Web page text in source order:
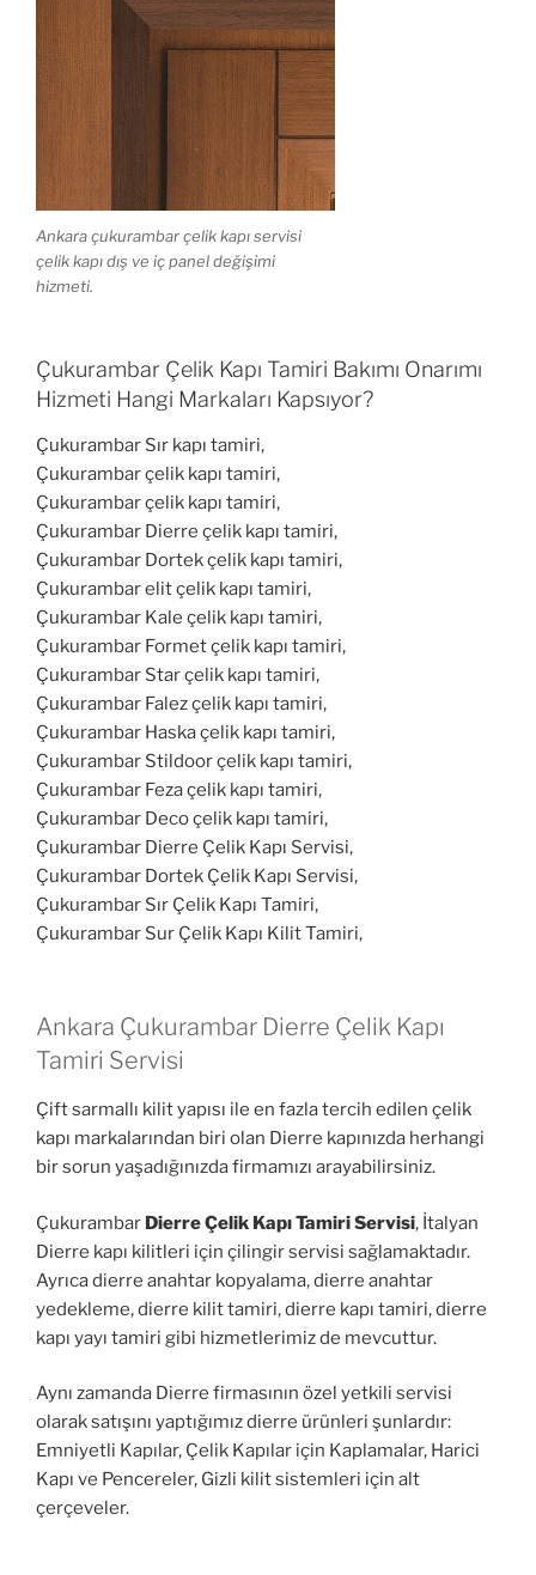
Ankara çukurambar çelik kapı servisi
çelik kapı dış ve iç panel değişimi
hizmeti.
Çukurambar Çelik Kapı Tamiri Bakımı Onarımı
Hizmeti Hangi Markaları Kapsıyor?
Çukurambar Sır kapı tamiri,
Çukurambar çelik kapı tamiri,
Çukurambar çelik kapı tamiri,
Çukurambar Dierre çelik kapı tamiri,
Çukurambar Dortek çelik kapı tamiri,
Çukurambar elit çelik kapı tamiri,
Çukurambar Kale çelik kapı tamiri,
Çukurambar Formet çelik kapı tamiri,
Çukurambar Star çelik kapı tamiri,
Çukurambar Falez çelik kapı tamiri,
Çukurambar Haska çelik kapı tamiri,
Çukurambar Stildoor çelik kapı tamiri,
Çukurambar Feza çelik kapı tamiri,
Çukurambar Deco çelik kapı tamiri,
Çukurambar Dierre Çelik Kapı Servisi,
Çukurambar Dortek Çelik Kapı Servisi,
Çukurambar Sır Çelik Kapı Tamiri,
Çukurambar Sur Çelik Kapı Kilit Tamiri,
Ankara Çukurambar Dierre Çelik Kapı
Tamiri Servisi
Çift sarmallı kilit yapısı ile en fazla tercih edilen çelik
kapı markalarından biri olan Dierre kapınızda herhangi
bir sorun yaşadığınızda firmamızı arayabilirsiniz.
Çukurambar Dierre Çelik Kapı Tamiri Servisi, İtalyan
Dierre kapı kilitleri için çilingir servisi sağlamaktadır.
Ayrıca dierre anahtar kopyalama, dierre anahtar
yedekleme, dierre kilit tamiri, dierre kapı tamiri, dierre
kapı yayı tamiri gibi hizmetlerimiz de mevcuttur.
Aynı zamanda Dierre firmasının özel yetkili servisi
olarak satışını yaptığımız dierre ürünleri şunlardır:
Emniyetli Kapılar, Çelik Kapılar için Kaplamalar, Harici
Kapı ve Pencereler, Gizli kilit sistemleri için alt
çerçeveler.